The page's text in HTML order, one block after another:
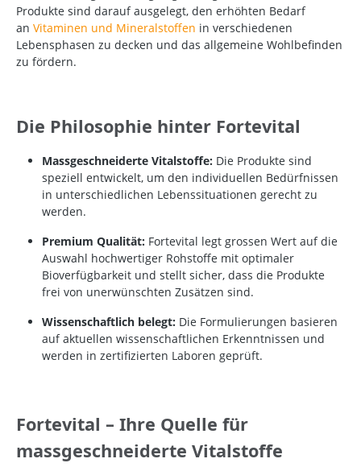
Produkte sind darauf ausgelegt, den erhöhten Bedarf
an Vitaminen und Mineralstoffen in verschiedenen
Lebensphasen zu decken und das allgemeine Wohlbefinden
zu fördern.
Die Philosophie hinter Fortevital
Massgeschneiderte Vitalstoffe: Die Produkte sind
speziell entwickelt, um den individuellen Bedürfnissen
in unterschiedlichen Lebenssituationen gerecht zu
werden.
Premium Qualität: Fortevital legt grossen Wert auf die
Auswahl hochwertiger Rohstoffe mit optimaler
Bioverfügbarkeit und stellt sicher, dass die Produkte
frei von unerwünschten Zusätzen sind.
Wissenschaftlich belegt: Die Formulierungen basieren
auf aktuellen wissenschaftlichen Erkenntnissen und
werden in zertifizierten Laboren geprüft.
Fortevital – Ihre Quelle für
massgeschneiderte Vitalstoffe